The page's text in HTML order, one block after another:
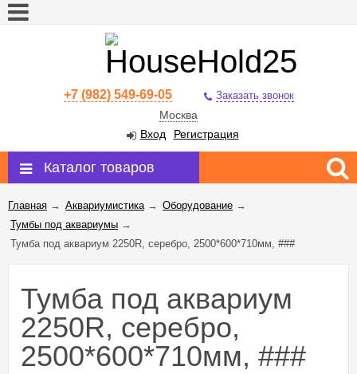
+7 (982) 549-69-05 Заказать звонок
Москва
Вход
Регистрация
Каталог товаров
Главная → Аквариумистика→ Оборудование →
Тумбы под аквариумы →
Тумба под аквариум 2250R, серебро, 2500*600*710мм, ###
Тумба под аквариум
2250R, серебро,
2500*600*710мм, ###